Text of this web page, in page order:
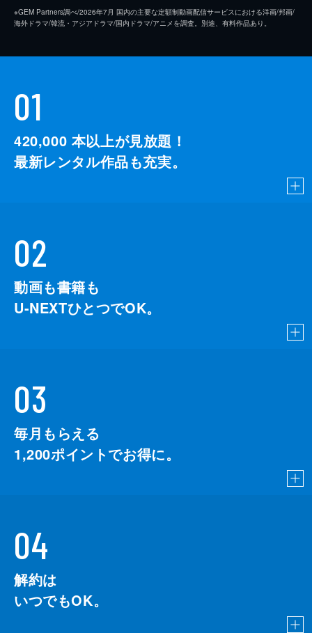
※GEM Partners調べ/2026年7⽉ 国内の主要な定額制動画配信サービスにおける洋画/邦画/
海外ドラマ/韓流・アジアドラマ/国内ドラマ/アニメを調査。別途、有料作品あり。
01
420,000 本以上が見放題！
最新レンタル作品も充実。
02
動画も書籍も
U-NEXTひとつでOK。
03
毎月もらえる
1,200ポイントでお得に。
04
解約は
いつでもOK。